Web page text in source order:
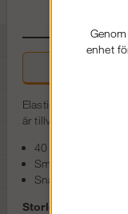
Elastiskt bälte med
är tillverkat av textil
40 mm brett,
Smalt, lätt och
Snabb och enkel
Storlek:
enhet